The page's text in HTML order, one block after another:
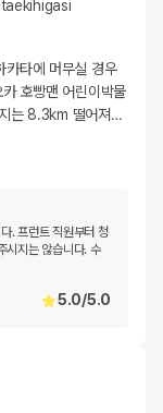
카타에 머무실 경우
호빵맨 어린이박물
는 8.3km 떨어져…
. 프런트 직원부터 청
시지는 않습니다. 수
5.0/5.0